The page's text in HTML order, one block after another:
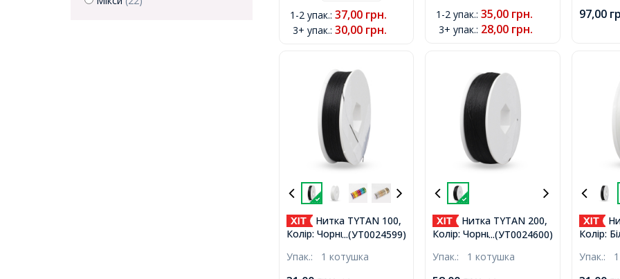
1-2 упак.: 37,00 грн.
3+ упак.: 30,00 грн.
1-2 упак.: 35,00 грн.
3+ упак.: 28,00 грн.
97,00
...(УТ0024599)
Нитка TYTAN 100,
Колір: Чорний, Розмір:
100м,
Упак.: 1 котушка
...(УТ0024600)
Нитка TYTAN 200,
Колір: Чорний, Розмір:
котушка,
Упак.: 1 котушка
Колір:
100м,
Упак.: